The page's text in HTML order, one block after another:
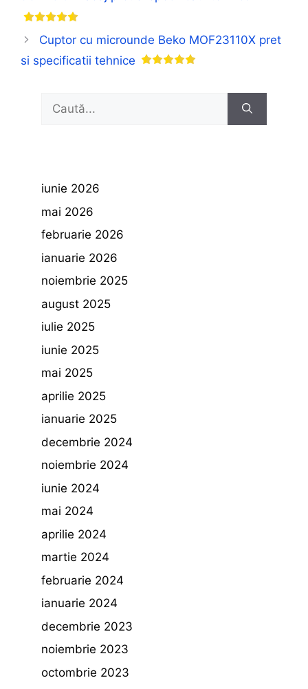
Cuptor cu microunde Beko MOF23110X pret
si specificatii tehnice
Caută
iunie 2026
mai 2026
februarie 2026
ianuarie 2026
noiembrie 2025
august 2025
iulie 2025
iunie 2025
mai 2025
aprilie 2025
ianuarie 2025
decembrie 2024
noiembrie 2024
iunie 2024
mai 2024
aprilie 2024
martie 2024
februarie 2024
ianuarie 2024
decembrie 2023
noiembrie 2023
octombrie 2023